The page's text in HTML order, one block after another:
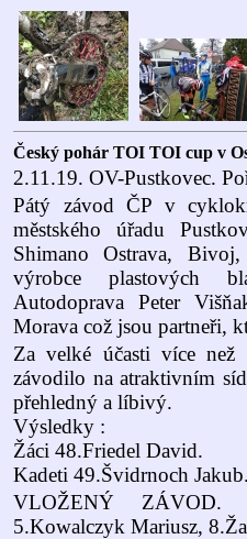
Český pohár TOI TOI cup v
2.11.19. OV-Pustkovec.
Pátý závod ČP v
městského úřadu
Shimano Ostrava,
výrobce plastových
Autodoprava Peter
Morava což jsou partneři,
Za velké účasti více než
závodilo na atraktivním
přehledný a líbivý.
Výsledky :
Žáci 48.Friedel David.
Kadeti 49.Švidrnoch
VLOŽENÝ ZÁVOD.
5.Kowalczyk Mariusz,